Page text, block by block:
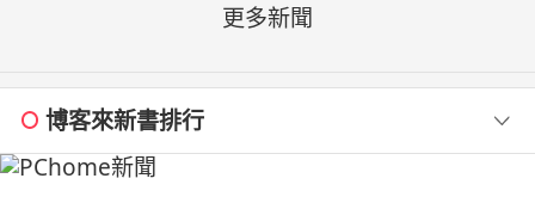
更多新聞
博客來新書排行